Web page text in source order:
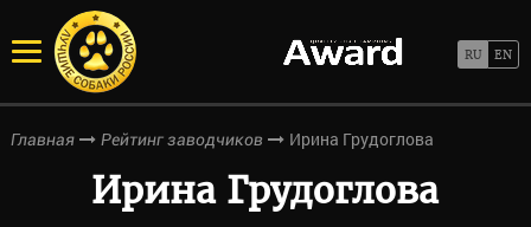
Главная Рейтинг заводчиков Ирина Грудоглова
Ирина Грудоглова